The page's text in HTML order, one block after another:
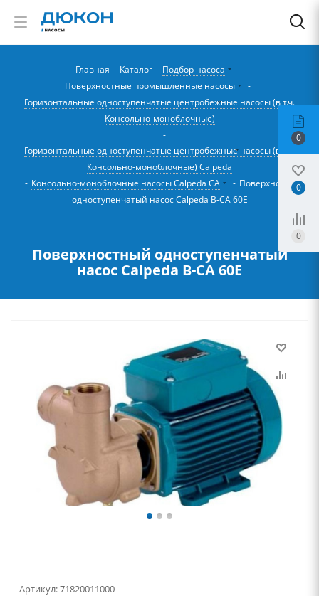
Главная - Каталог - Подбор насоса
-
Поверхностные промышленные насосы
-
Горизонтальные одноступенчатые центробежные насосы (в т.ч.
Консольно-моноблочные)
-
Горизонтальные одноступенчатые центробежные насосы (в т.ч.
Консольно-моноблочные) Calpeda
- Консольно-моноблочные насосы Calpeda CA - Поверхностный
одноступенчатый насос Calpeda B-CA 60E
Поверхностный одноступенчатый
насос Calpeda B-CA 60E
Артикул:71820011000
0
0
0